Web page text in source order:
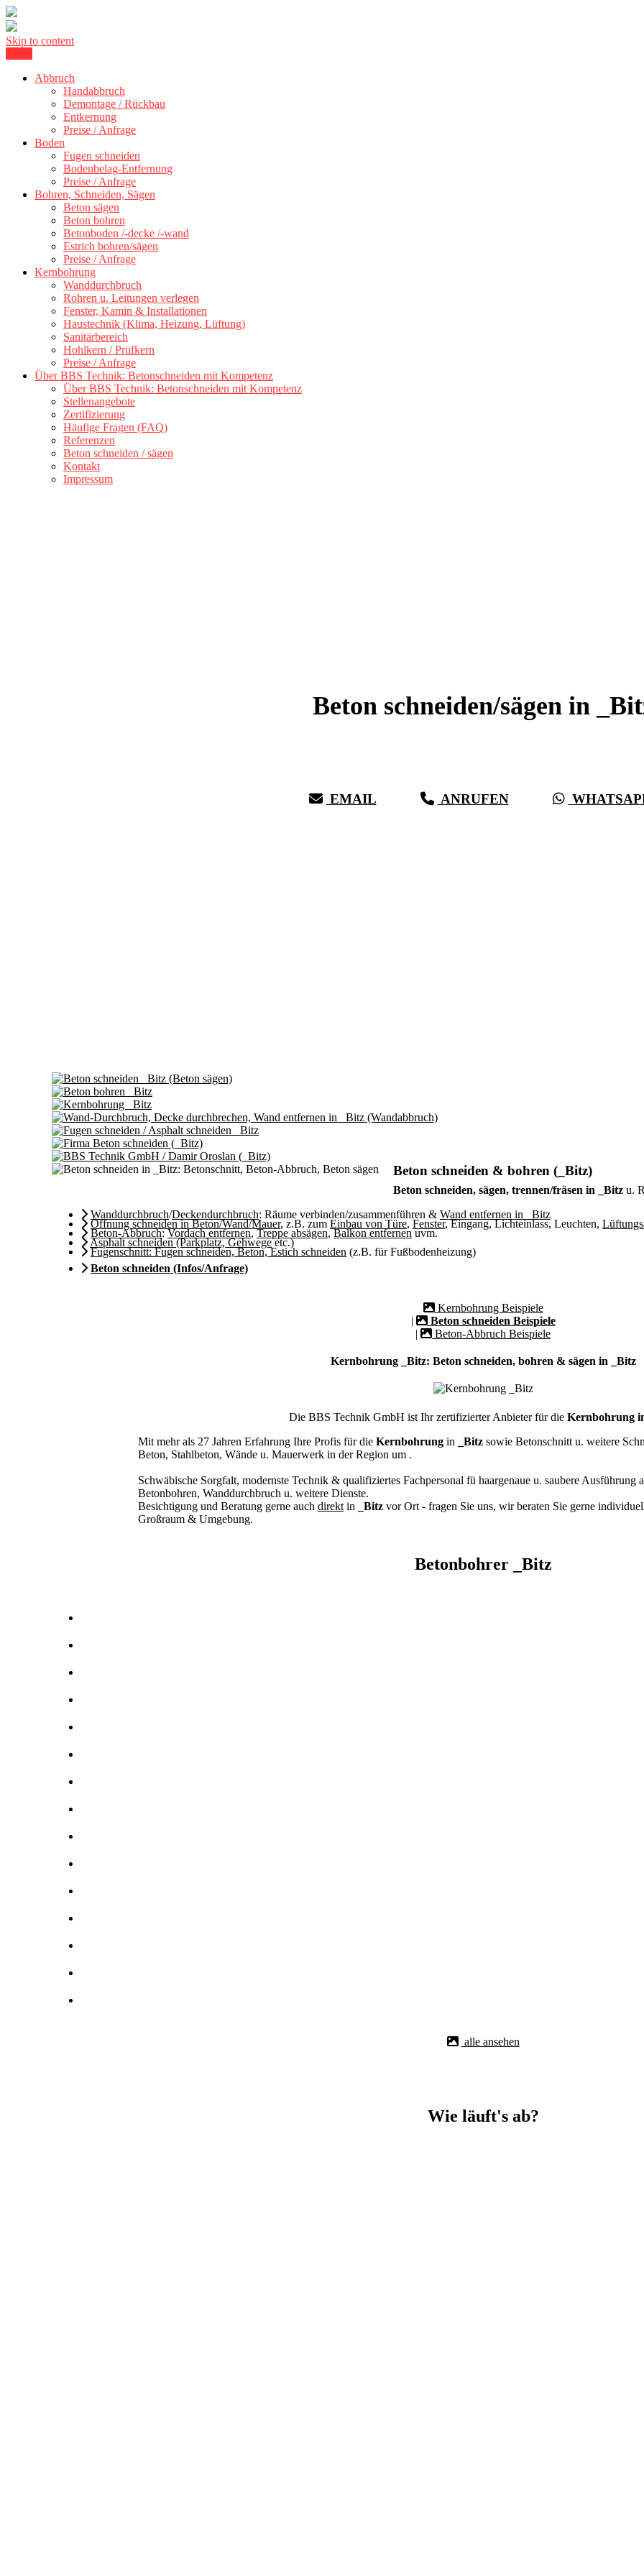
Skip to content
BBS Technik GmbH
Abbruch
Handabbruch
Demontage / Rückbau
Entkernung
Preise / Anfrage
Boden
Fugen schneiden
Bodenbelag-Entfernung
Preise / Anfrage
Bohren, Schneiden, Sägen
Beton sägen
Beton bohren
Betonboden /-decke /-wand
Estrich bohren/sägen
Preise / Anfrage
Kernbohrung
Wanddurchbruch
Rohren u. Leitungen verlegen
Fenster, Kamin & Installationen
Haustechnik (Klima, Heizung, Lüftung)
Sanitärbereich
Hohlkern / Prüfkern
Preise / Anfrage
Über BBS Technik: Betonschneiden mit Kompetenz
Über BBS Technik: Betonschneiden mit Kompetenz
Stellenangebote
Zertifizierung
Häufige Fragen (FAQ)
Referenzen
Beton schneiden / sägen
Kontakt
Impressum
Beton schneiden/sägen in
EMAIL ANRUFEN
Beton schneiden & bohren (_Bitz)
Beton schneiden, sägen, trennen/fräsen in _Bitz u.
Wanddurchbruch/Deckendurchbruch: Räume verbinden/zusammenführen & Wand entfernen in _Bitz
Öffnung schneiden in Beton/Wand/Mauer, z.B. zum Einbau von Türe, Fenster, Eingang, Lichteinlass, Leuchten,
Beton-Abbruch:Vordach entfernen,Treppe absägen,Balkon entfernenuvm.
Asphalt schneiden (Parkplatz, Gehwegeetc.)
Fugenschnitt: Fugen schneiden, Beton, Estich schneiden (z.B. für Fußbodenheizung)
Beton schneiden (Infos/Anfrage)
Kernbohrung Beispiele
|
Beton schneiden Beispiele
|
Beton-Abbruch Beispiele
Kernbohrung _Bitz: Beton schneiden, bohren & sägen in _Bitz
Die BBS Technik GmbH ist Ihr zertifizierter Anbieter für die Kernbohrung
Mit mehr als 27 Jahren Erfahrung Ihre Profis für die Kernbohrung in _Bitz sowie Betonschnitt u. weitere
Beton, Stahlbeton, Wände u. Mauerwerk in der Region um .
Schwäbische Sorgfalt, modernste Technik & qualifiziertes Fachpersonal fü haargenaue u. saubere Ausführung
Betonbohren, Wanddurchbruch u. weitere Dienste.
Besichtigung und Beratung gerne auch direkt in _Bitz vor Ort - fragen Sie uns, wir beraten Sie gerne
Großraum & Umgebung.
Betonbohrer _Bitz
alle ansehen
Wie läuft's ab?